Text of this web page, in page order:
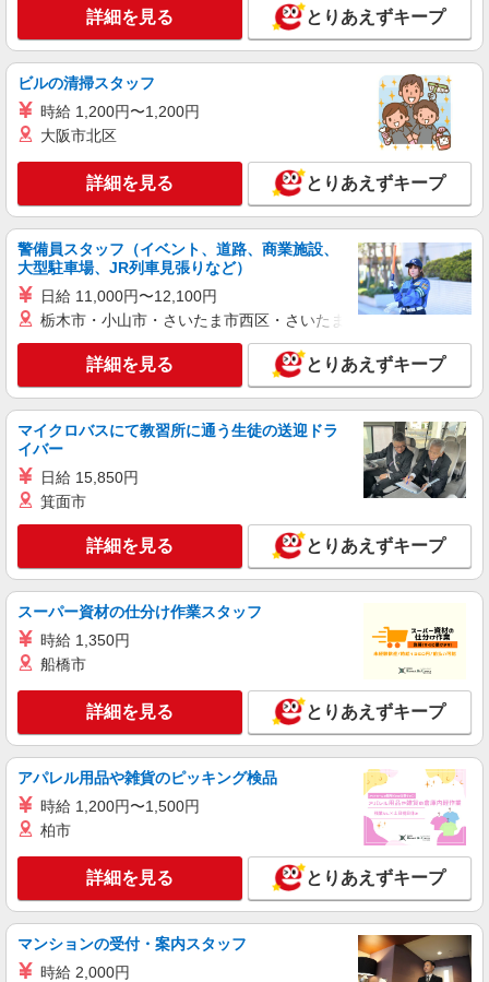
途支給）※試用期間明けから支給／特別手当 ※手
当の種類はエリアにより異なります。詳細は面接
時にお尋ねください。
LOUNIE（ルーニィ） 銀座店
NEW
未経験歓迎のアパレル販売スタッフ
未経験：月給243,800円〜400,000円 経験者
（店長候補）：月給300,000円〜 ※試用期間中は
270,000円〜 ★固定残業手当：30,800円（月給に
あたり20時間、超過時は追加で残業手当支給 ※月
3万円まで交通費支給 ※試用期間（2〜3ヶ月）も
同条件 【手当】固定残業手当／資格手当／店舗職
制手当／住宅手当（実家外かつ賃貸の場合のみ別
途支給）※試用期間明けから支給／特別手当 ※手
当の種類はエリアにより異なります。詳細は面接
ン実施中！／※詳細は備考欄にて
≪銀座店≫ 東京都中央区銀座8-8-5 陽栄銀座
ビル1F ■各線「新橋駅」より徒歩5分
キープ 詳細を見る
正社員
DIESEL GINZA
ショップスタッフ（未経験OK）
月給215,000円〜275,000円 （経験・能力によ
る） ※試用期間3ヶ月（条件は同様） 【給与例】
月給245,000円 別途、残業代全額支給 (社会人経
験2年、アパレル経験あり)
DIESEL GINZA （東京都中央区銀座3-2-15 ギ
ンザ・グラッセ） 【受動喫煙防止対策】 屋内原則
禁煙（喫煙室あり）
キープ 詳細を見る
契約社員
REGAL SHOES 銀座数寄屋橋店
REGALの革靴の販売・接客スタッフ
月給219,500円〜225,500円 ※経験・能力に
ヶ月） 時給1,250円＋TOEIC手当（726点以上
5,000円／月、856点以上10,000円／月）
東京都中央区銀座4-2-12 銀座クリスタルビル
リーガルファクトリーストア八重洲店
靴の販売・接客スタッフ
月給214,500円〜215,500円 ※経験・能力に
よる ※試用期間（3〜6ヶ月※勤務内容による）は
東京都 中央区日本橋3-1-4 画廊ビル1・2Ｆ
キープ 詳細を見る
アルバイト パート
リベーチェ
詳細を見る とりあえずキープ
ビルの清掃スタッフ
時給 1,200円〜1,200円
大阪市北区
詳細を見る とりあえずキープ
警備員スタッフ（イベント、道路、商業施設、
大型駐車場、JR列車見張りなど）
日給 11,000円〜12,100円
栃木市・小山市・さいたま市西区・さいたま市岩槻区・久喜市・
詳細を見る とりあえずキープ
マイクロバスにて教習所に通う生徒の送迎ドラ
イバー
日給 15,850円
箕面市
詳細を見る とりあえずキープ
スーパー資材の仕分け作業スタッフ
時給 1,350円
船橋市
詳細を見る とりあえずキープ
アパレル用品や雑貨のピッキング検品
時給 1,200円〜1,500円
柏市
詳細を見る とりあえずキープ
マンションの受付・案内スタッフ
時給 2,000円